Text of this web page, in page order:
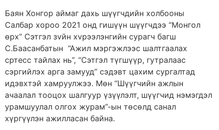
Баян Хонгор аймаг дахь шүүгчдийн холбооны
Салбар хороо 2021 онд гишүүн шүүгчдээ “Монгол
өрх” Сэтгэл зvйн хvрээлэнгийн сурагч багш
С.Баасанбатын “Ажил мэргэжлээс шалтгаалах
сртесс тайлах нь”, “Сэтгэл түгшүүр, гутралаас
сэргийлэх арга замууд” сэдэвт цахим сургалтад
идэвхтэй хамруулжээ. Мөн “Шүүгчийн ажлын
ачаалал тооцох шалгуур үзүүлэлт, шүүгчид нэмэгдэл
урамшуулал олгох журам”-ын төсөлд санал
хүргүүлэн ажилласан байна.